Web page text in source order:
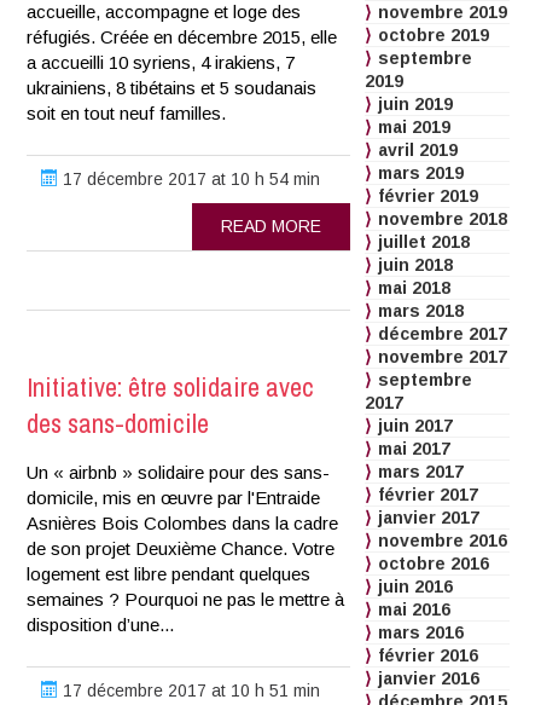
accueille, accompagne et loge des
réfugiés. Créée en décembre 2015, elle
a accueilli 10 syriens, 4 irakiens, 7
ukrainiens, 8 tibétains et 5 soudanais
soit en tout neuf familles.
17 décembre 2017 at 10 h 54 min
READ MORE
Initiative: être solidaire avec
des sans-domicile
Un « airbnb » solidaire pour des sans-
domicile, mis en œuvre par l'Entraide
Asnières Bois Colombes dans la cadre
de son projet Deuxième Chance. Votre
logement est libre pendant quelques
semaines ? Pourquoi ne pas le mettre à
disposition d’une...
17 décembre 2017 at 10 h 51 min
novembre 2019
octobre 2019
septembre
2019
juin 2019
mai 2019
avril 2019
mars 2019
février 2019
novembre 2018
juillet 2018
juin 2018
mai 2018
mars 2018
décembre 2017
novembre 2017
septembre
2017
juin 2017
mai 2017
mars 2017
février 2017
janvier 2017
novembre 2016
octobre 2016
juin 2016
mai 2016
mars 2016
février 2016
janvier 2016